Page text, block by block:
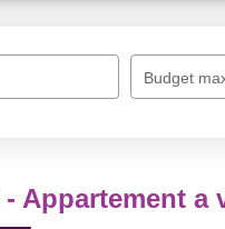
Budget
Appartement a